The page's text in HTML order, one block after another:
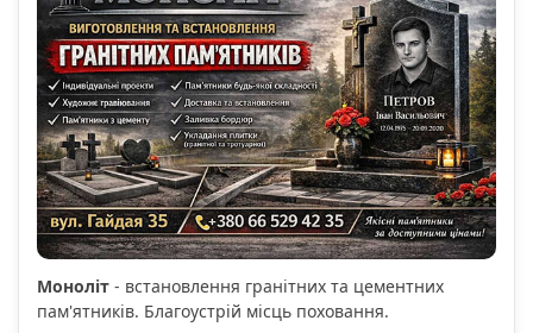
Моноліт - встановлення гранітних та цементних
пам'ятників. Благоустрій місць поховання.